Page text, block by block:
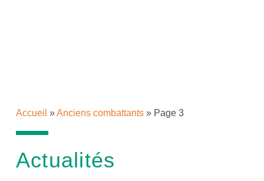
Accueil »Anciens combattants» Page 3
Actualités